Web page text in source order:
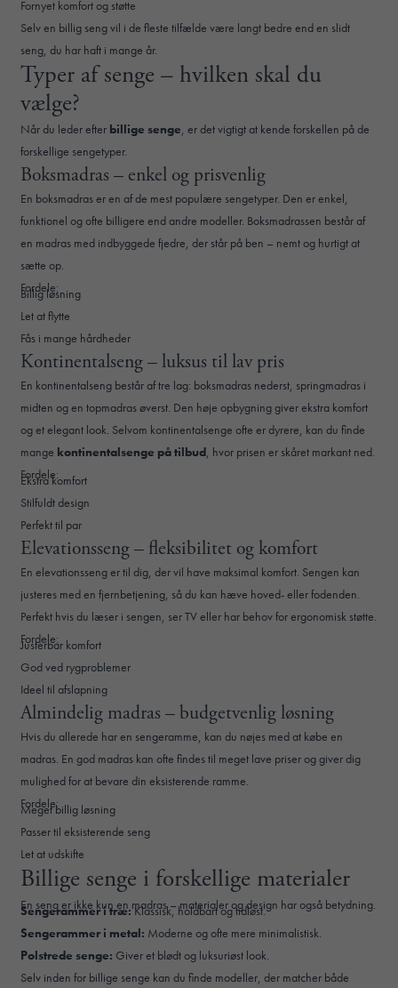
Fornyet komfort og støtte
Selv en billig seng vil i de fleste tilfælde være langt bedre end en slidt
seng, du har haft i mange år.
Typer af senge – hvilken skal du
vælge?
Når du leder efter billige senge, er det vigtigt at kende forskellen på de
forskellige sengetyper.
Boksmadras – enkel og prisvenlig
En boksmadras er en af de mest populære sengetyper. Den er enkel,
funktionel og ofte billigere end andre modeller. Boksmadrassen består af
en madras med indbyggede fjedre, der står på ben – nemt og hurtigt at
sætte op.
Fordele:
Billig løsning
Let at flytte
Fås i mange hårdheder
Kontinentalseng – luksus til lav pris
En kontinentalseng består af tre lag: boksmadras nederst, springmadras i
midten og en topmadras øverst. Den høje opbygning giver ekstra komfort
og et elegant look. Selvom kontinentalsenge ofte er dyrere, kan du finde
mange kontinentalsenge på tilbud, hvor prisen er skåret markant ned.
Fordele:
Ekstra komfort
Stilfuldt design
Perfekt til par
Elevationsseng – fleksibilitet og komfort
En elevationsseng er til dig, der vil have maksimal komfort. Sengen kan
justeres med en fjernbetjening, så du kan hæve hoved- eller fodenden.
Perfekt hvis du læser i sengen, ser TV eller har behov for ergonomisk støtte.
Fordele:
Justerbar komfort
God ved rygproblemer
Ideel til afslapning
Almindelig madras – budgetvenlig løsning
Hvis du allerede har en sengeramme, kan du nøjes med at købe en
madras. En god madras kan ofte findes til meget lave priser og giver dig
mulighed for at bevare din eksisterende ramme.
Fordele:
Meget billig løsning
Passer til eksisterende seng
Let at udskifte
Billige senge i forskellige materialer
En seng er ikke kun en madras – materialer og design har også betydning.
Sengerammer i træ:Klassisk, holdbart og tidløst.
Sengerammer i metal: Moderne og ofte mere minimalistisk.
Polstrede senge: Giver et blødt og luksuriøst look.
Selv inden for billige senge kan du finde modeller, der matcher både